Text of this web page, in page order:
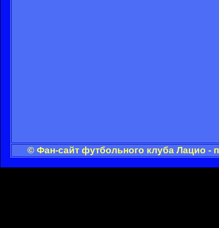
© Фан-сайт футбольного клуба Лацио -